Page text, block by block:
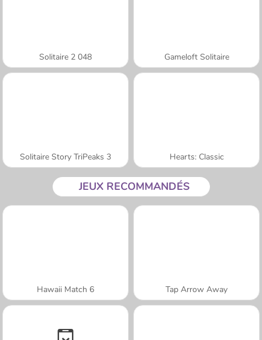
Solitaire 2 048 Gameloft Solitaire
Solitaire Story TriPeaks 3 Hearts: Classic
JEUX RECOMMANDÉS
Hawaii Match 6 Tap Arrow Away